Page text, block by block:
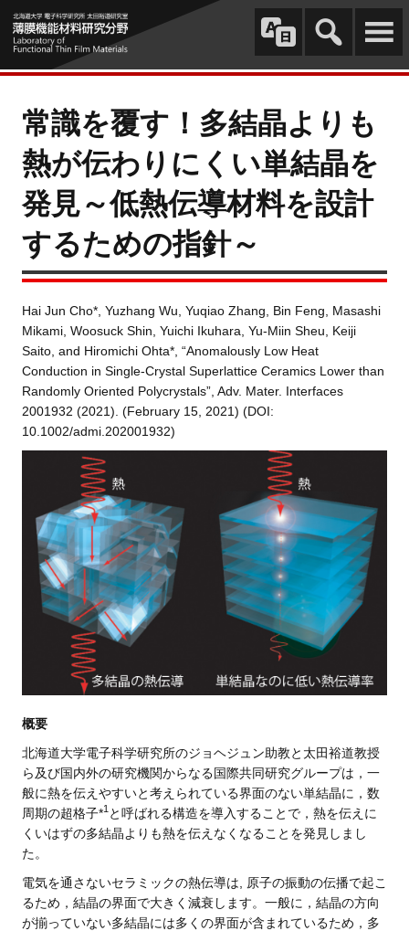
常識を覆す！多結晶よりも
熱が伝わりにくい単結晶を
発見～低熱伝導材料を設計
するための指針～
Hai Jun Cho*, Yuzhang Wu, Yuqiao Zhang, Bin Feng, Masashi
Mikami, Woosuck Shin, Yuichi Ikuhara, Yu-Miin Sheu, Keiji
Saito, and Hiromichi Ohta*, “Anomalously Low Heat
Conduction in Single-Crystal Superlattice Ceramics Lower than
Randomly Oriented Polycrystals”, Adv. Mater. Interfaces
2001932 (2021). (February 15, 2021) (DOI:
10.1002/admi.202001932)
概要
北海道大学電子科学研究所のジョヘジュン助教と太田裕道教授
ら及び国内外の研究機関からなる国際共同研究グループは，一
般に熱を伝えやすいと考えられている界面のない単結晶に，数
周期の超格子*1 と呼ばれる構造を導入することで，熱を伝えに
くいはずの多結晶よりも熱を伝えなくなることを発見しまし
た。
電気を通さないセラミックの熱伝導は, 原子の振動の伝播で起こ
るため，結晶の界面で大きく減衰します。一般に，結晶の方向
が揃っていない多結晶には多くの界面が含まれているため，多